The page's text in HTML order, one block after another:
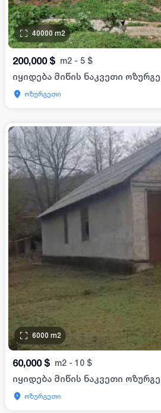
40000 m2
200,000 $ m2 - 5 $
იყიდება მიწის ნაკვეთი
ოზურგეთი
6000 m2
60,000 $ m2 - 10 $
იყიდება მიწის ნაკვეთი
ოზურგეთი